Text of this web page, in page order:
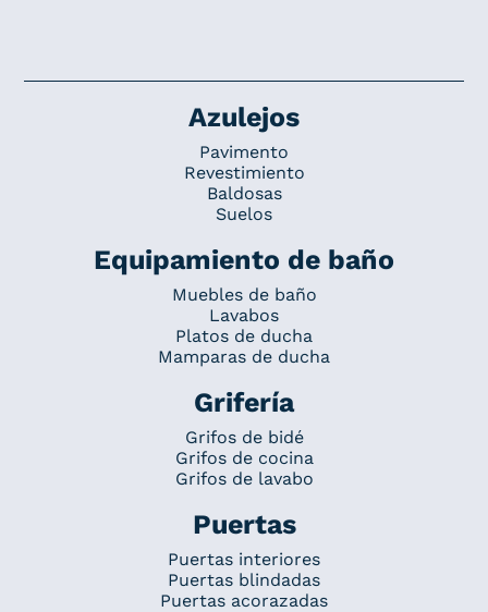
Azulejos
Pavimento
Revestimiento
Baldosas
Suelos
Equipamiento de baño
Muebles de baño
Lavabos
Platos de ducha
Mamparas de ducha
Grifería
Grifos de bidé
Grifos de cocina
Grifos de lavabo
Puertas
Puertas interiores
Puertas blindadas
Puertas acorazadas